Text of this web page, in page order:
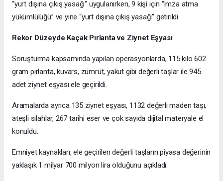
“yurt dışına çıkış yasağı” uygulanırken, 9 kişi için “imza atma
yükümlülüğü” ve yine “yurt dışına çıkış yasağı” getirildi.
Rekor Düzeyde Kaçak Pırlanta ve Ziynet Eşyası
Soruşturma kapsamında yapılan operasyonlarda, 115 kilo 602
gram pırlanta, kuvars, zümrüt, yakut gibi değerli taşlar ile 945
adet ziynet eşyası ele geçirildi.
Aramalarda ayrıca 135 ziynet eşyası, 1132 değerli maden taşı,
ateşli silahlar, 267 tarihi eser ve çok sayıda dijital materyale el
konuldu.
Emniyet kaynakları, ele geçirilen değerli taşların piyasa değerinin
yaklaşık 1 milyar 700 milyon lira olduğunu açıkladı.